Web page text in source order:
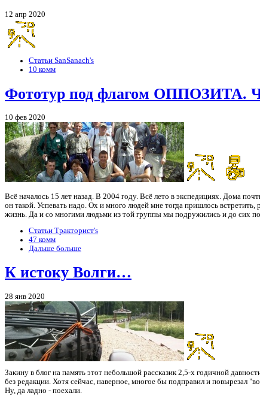
12 апр 2020
Статьи SanSanach's
10 комм
Фототур под флагом ОППОЗИТА.
10 фев 2020
Всё началось 15 лет назад. В 2004 году. Всё лето в экспедициях. Дома
он такой. Успевать надо. Ох и много людей мне тогда пришлось
жизнь. Да и со многими людьми из той группы мы подружились и до сих
Статьи Тракторист's
47 комм
Дальше больше
К истоку Волги…
28 янв 2020
Закину в блог на память этот небольшой рассказик 2,5-х годичной
без редакции. Хотя сейчас, наверное, многое бы подправил и повырезал
Ну, да ладно - поехали.